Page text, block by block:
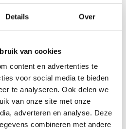
Details Over
van cookies
content en advertenties te
voor social media te bieden
te analyseren. Ook delen we
van onze site met onze
adverteren en analyse. Deze
combineren met andere
ontspannen wandeling,
of een avontuurlijke rit in
een actieve dag in de
al die inspanning kun je
bij onze buren van Manege
. Laat je verwennen met een
een smakelijke hap of geniet